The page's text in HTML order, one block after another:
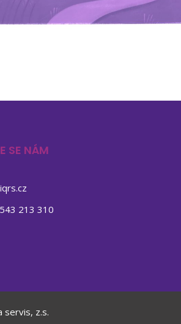
SE NÁM
213 310
servis, z.s.